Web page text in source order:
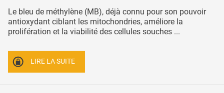
Le bleu de méthylène (MB), déjà connu pour son pouvoir
antioxydant ciblant les mitochondries, améliore la
prolifération et la viabilité des cellules souches ...
LIRE LA SUITE